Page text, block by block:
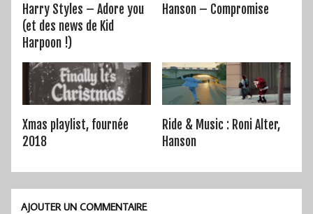
Harry Styles – Adore you
(et des news de Kid
Harpoon !)
Hanson – Compromise
Xmas playlist, fournée
2018
Ride & Music : Roni Alter,
Hanson
AJOUTER UN COMMENTAIRE